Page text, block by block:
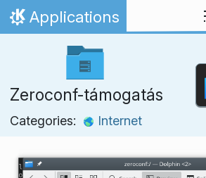
Ugrás a tartalomhoz
Kezdőlap
Applications
Zeroconf-támogatás
Categories: Internet